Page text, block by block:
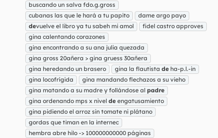
buscando un salva fdo.g.gross
cubanas las que le hará a tu papito
dame argo payo
devuelve el libro ya tu sabeh mi amol
fidel castro approves
gina calentando corazones
gina encontrando a su ana julia quezada
gina gross 20añera > gina gruess 30añera
gina heredando un brasero
gina la flautista de ha-p.l.-in
gina locofrígida
gina mandando flechazos a su vieho
gina matando a su madre y follándose al padre
gina ordenando mps x nivel de engatusamiento
gina pidiendo el arroz sin tomate ni plátano
gordas que timan en la internec
hembra abre hilo -> 100000000000 páginas